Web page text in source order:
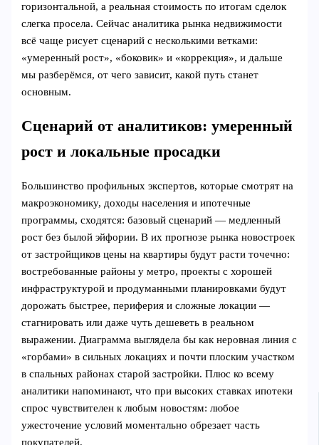
горизонтальной, а реальная стоимость по итогам сделок
слегка просела. Сейчас аналитика рынка недвижимости
всё чаще рисует сценарий с несколькими ветками:
«умеренный рост», «боковик» и «коррекция», и дальше
мы разберёмся, от чего зависит, какой путь станет
основным.
Сценарий от аналитиков: умеренный
рост и локальные просадки
Большинство профильных экспертов, которые смотрят на
макроэкономику, доходы населения и ипотечные
программы, сходятся: базовый сценарий — медленный
рост без былой эйфории. В их прогнозе рынка новостроек
от застройщиков цены на квартиры будут расти точечно:
востребованные районы у метро, проекты с хорошей
инфраструктурой и продуманными планировками будут
дорожать быстрее, периферия и сложные локации —
стагнировать или даже чуть дешеветь в реальном
выражении. Диаграмма выглядела бы как неровная линия с
«горбами» в сильных локациях и почти плоским участком
в спальных районах старой застройки. Плюс ко всему
аналитики напоминают, что при высоких ставках ипотеки
спрос чувствителен к любым новостям: любое
ужесточение условий моментально обрезает часть
покупателей.